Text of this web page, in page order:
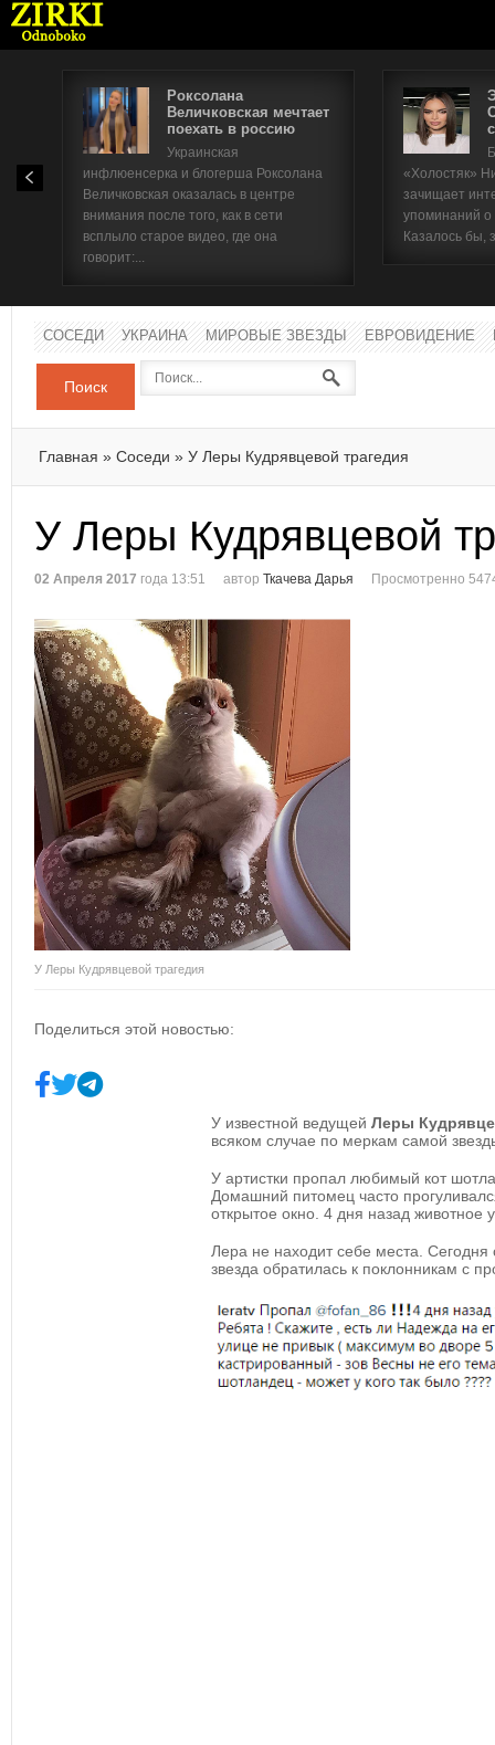
Роксолана
Величковская мечтает
поехать в россию
Украинская
инфлюенсерка и блогерша Роксолана
Величковская оказалась в центре
внимания после того, как в сети
всплыло старое видео, где она
говорит:...
«Холостяк»
зачищает
упоминаний
Казалось бы,
СОСЕДИ УКРАИНА МИРОВЫЕ ЗВЕЗДЫ ЕВРОВИДЕНИЕ
Поиск
Главная » Соседи » У Леры Кудрявцевой трагедия
У Леры Кудрявцевой
02 Апреля 2017 года 13:51 автор Ткачева Дарья Просмотренно
У Леры Кудрявцевой трагедия
Поделиться этой новостью:
У известной ведущей Леры
всяком случае по меркам самой
У артистки пропал любимый кот
Домашний питомец часто
открытое окно. 4 дня назад животное
Лера не находит себе места.
звезда обратилась к поклонникам с
Имя